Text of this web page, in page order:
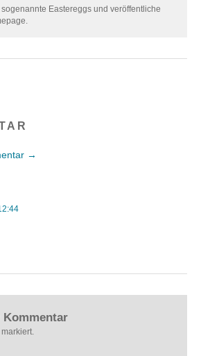
Eastereggs und veröffentliche
→
Kommentar
markiert.